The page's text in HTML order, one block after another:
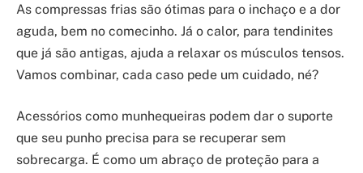
As compressas frias são ótimas para o inchaço e a dor
aguda, bem no comecinho. Já o calor, para tendinites
que já são antigas, ajuda a relaxar os músculos tensos.
Vamos combinar, cada caso pede um cuidado, né?
Acessórios como munhequeiras podem dar o suporte
que seu punho precisa para se recuperar sem
sobrecarga. É como um abraço de proteção para a